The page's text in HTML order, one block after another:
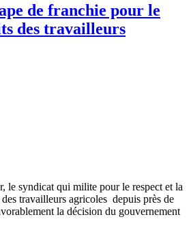
de franchie pour le
des travailleurs
le syndicat qui milite pour le respect et la
des travailleurs agricoles depuis près de
la décision du gouvernement